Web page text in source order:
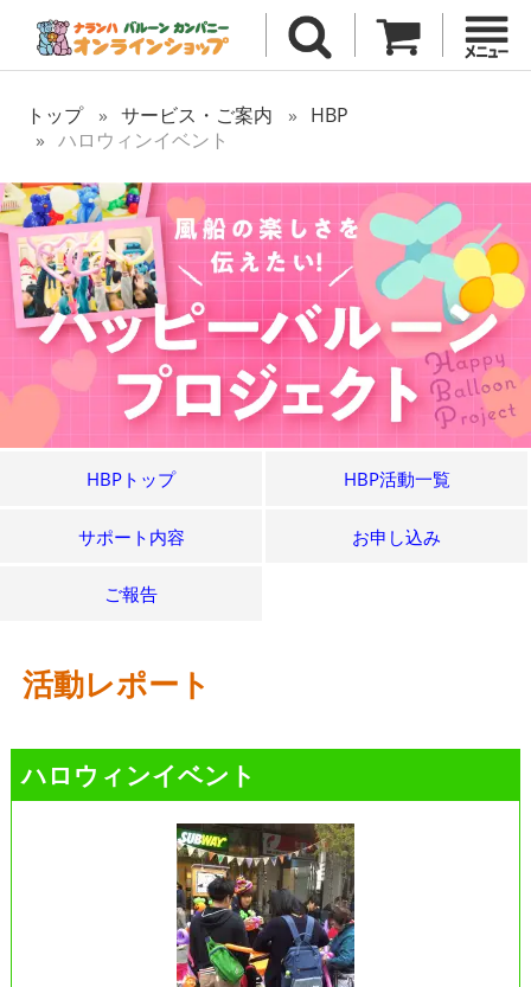
トップ サービス・ご案内
HBP
ハロウィンイベント
HBPトップ HBP活動一覧
サポート内容 お申し込み
ご報告
活動レポート
ハロウィンイベント